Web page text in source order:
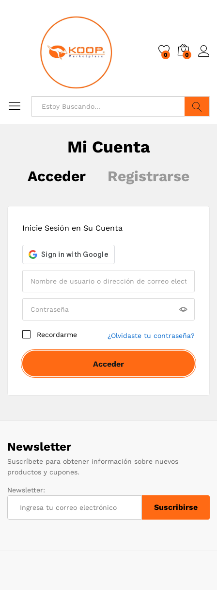
0 0
Mi Cuenta
Acceder Registrarse
Inicie Sesión en Su Cuenta
Recordarme ¿Olvidaste tu contraseña?
Acceder
Soy un cliente
Tus datos personales se utilizarán para respaldar
tu experiencia en este sitio web, para administrar
Newsletter
Suscríbete para obtener información sobre nuevos
productos y cupones.
Newsletter: